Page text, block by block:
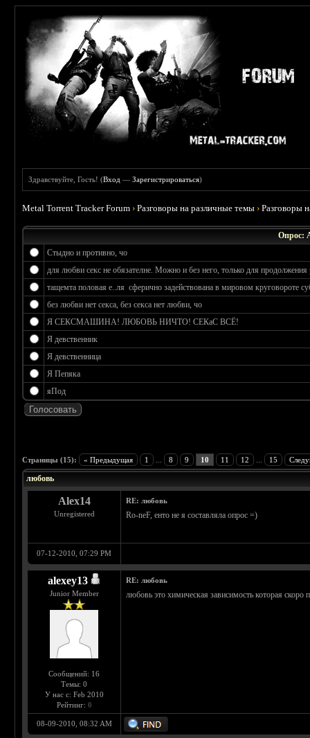
Здравствуйте, Гость! (Вход —Зарегистрироваться)
Metal Torrent Tracker Forum ›Разговоры на различные темы ›Разговоры
Опрос:
Стыдно и противно, чо
для любви секс не обязателне. Можно и без него, только для продолжения
тащемта половая е..ля сферично задействована в мировом круговороте
без любви нет секса, без секса нет любви, чо
Я СЕКСМАШИНА! ЛЮБОВЬ НИЧТО! СЕКаС ВСЁ!
Я девственник
Я девственница
Я Пепяка
яПод
Страницы (15): « Предыдущая 1 8 9 10 11 12 15
любовь
Alex14
Unregistered
RE: любовь
Ro-neF, енто не я составляла опрос =)
07-12-2010, 07:29 PM
alexey13
Junior Member
Сообщений: 16
Темы: 0
У нас с: Feb 2010
Рейтинг: 0
RE: любовь
любовь это химическая зависимость которая скоро
08-09-2010, 08:32 AM